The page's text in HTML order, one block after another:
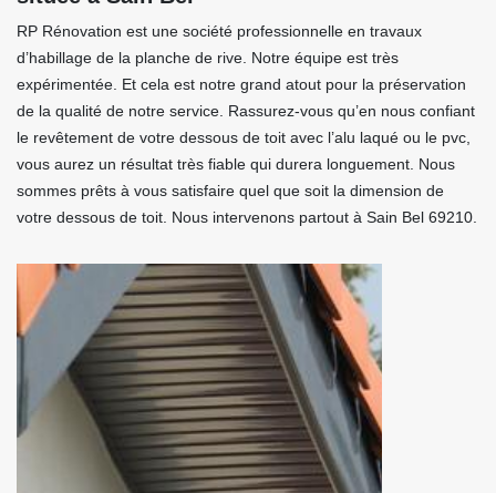
RP Rénovation est une société professionnelle en travaux
d’habillage de la planche de rive. Notre équipe est très
expérimentée. Et cela est notre grand atout pour la préservation
de la qualité de notre service. Rassurez-vous qu’en nous confiant
le revêtement de votre dessous de toit avec l’alu laqué ou le pvc,
vous aurez un résultat très fiable qui durera longuement. Nous
sommes prêts à vous satisfaire quel que soit la dimension de
votre dessous de toit. Nous intervenons partout à Sain Bel 69210.